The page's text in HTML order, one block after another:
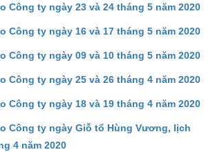
Công ty ngày 23 và 24 tháng 5 năm 2020
Công ty ngày 16 và 17 tháng 5 năm 2020
Công ty ngày 09 và 10 tháng 5 năm 2020
Công ty ngày 25 và 26 tháng 4 năm 2020
Công ty ngày 18 và 19 tháng 4 năm 2020
Công ty ngày Giỗ tổ Hùng Vương, lịch
4 năm 2020